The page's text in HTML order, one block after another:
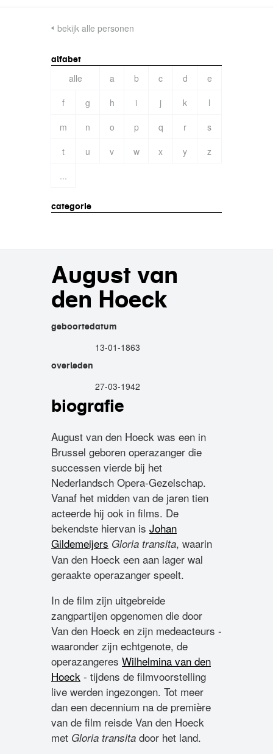
bekijk alle personen
alfabet
alle a b c d
e
f
g h i j k
l
m
n o p q r
s
t
u v w x y
z
...
categorie
August van
den Hoeck
geboortedatum
13-01-1863
overleden
27-03-1942
biografie
August van den Hoeck was een in
Brussel geboren operazanger die
successen vierde bij het
Nederlandsch Opera-Gezelschap.
Vanaf het midden van de jaren tien
acteerde hij ook in films. De
bekendste hiervan is Johan
Gildemeijers Gloria transita, waarin
Van den Hoeck een aan lager wal
geraakte operazanger speelt.
In de film zijn uitgebreide
zangpartijen opgenomen die door
Van den Hoeck en zijn medeacteurs -
waaronder zijn echtgenote, de
operazangeres Wilhelmina van den
Hoeck - tijdens de filmvoorstelling
live werden ingezongen. Tot meer
dan een decennium na de première
van de film reisde Van den Hoeck
met Gloria transita door het land.